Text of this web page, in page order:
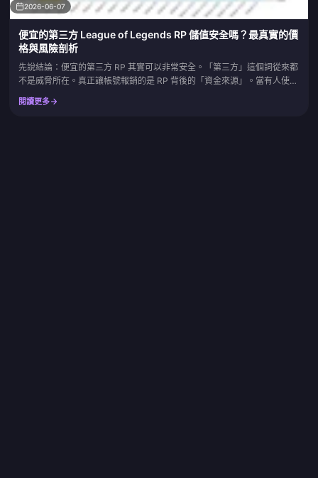
2026-06-07
便宜的第三方 League of Legends RP 儲值安全嗎？最真實的價
格與風險剖析
先說結論：便宜的第三方 RP 其實可以非常安全。「第三方」這個詞從來都
不是威脅所在。真正讓帳號報銷的是 RP 背後的「資金來源」。當有人使用
Riot 的政策規定，該筆爭議帳款將會導致收到該筆儲值的帳號遭到停權。
閱讀更多